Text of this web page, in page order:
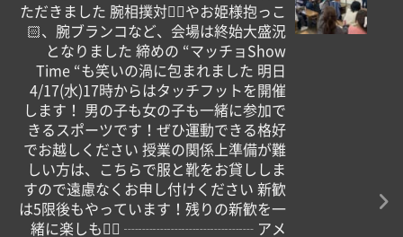
ただきました 腕相撲対決🏼やお姫様抱っこ
🏻、腕ブランコなど、会場は終始大盛況
となりました️‍ 締めの “マッチョShow
Time “も笑いの渦に包まれました 明日
4/17(水)17時からはタッチフットを開催
します！ 男の子も女の子も一緒に参加で
きるスポーツです！ぜひ運動できる格好
でお越しください 授業の関係上準備が難
しい方は、こちらで服と靴をお貸ししま
すので遠慮なくお申し付けください 新歓
は5限後もやっています！残りの新歓を一
緒に楽しもう🏻 ┈┈┈┈┈┈┈┈┈ アメ